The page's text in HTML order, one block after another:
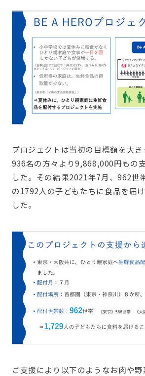
プロジェクトは当初の目標額を大
936名の方々より9,868,000円もの
した。その結果2021年7月、962世
の1792人の子どもたちに食品を届
した。
ご支援により以下のようなお肉や